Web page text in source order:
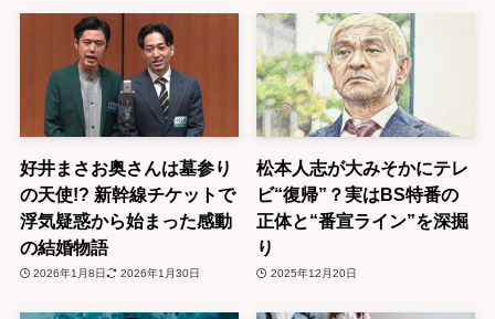
好井まさお奥さんは墓参り
の天使!? 新幹線チケットで
浮気疑惑から始まった感動
の結婚物語
2026年1月8日 2026年1月30日
松本人志が大みそかにテレ
ビ“復帰”？実はBS特番の
正体と“番宣ライン”を深掘
り
2025年12月20日